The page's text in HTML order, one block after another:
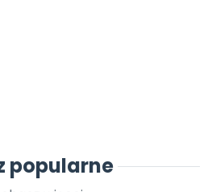
popularne